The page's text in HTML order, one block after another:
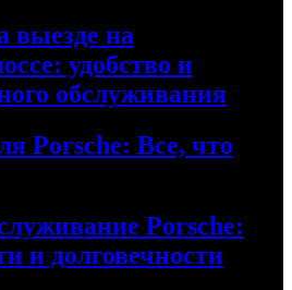
на
удобство и
обслуживания
Porsche: Все, что
Porsche:
и долговечности